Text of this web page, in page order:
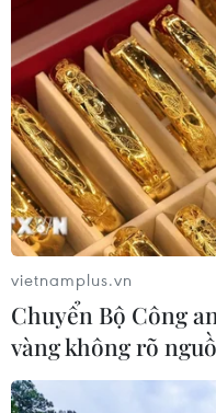
vietnamplus.vn
Chuyển Bộ Công
vàng không rõ